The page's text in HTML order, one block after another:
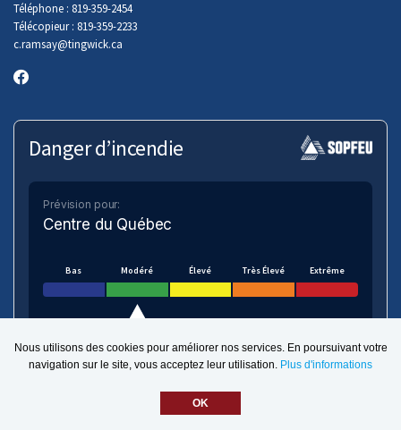
Téléphone : 819-359-2454
Télécopieur : 819-359-2233
c.ramsay@tingwick.ca
Danger d’incendie
Prévision pour:
Centre du Québec
Bas Modéré Élevé Très Élevé Extrême
VOIR SUR LA CARTE
intégration de l'IA,site pour municipalité
Nous utilisons des cookies pour améliorer nos services. En poursuivant votre
navigation sur le site, vous acceptez leur utilisation. Plus d'informations
OK